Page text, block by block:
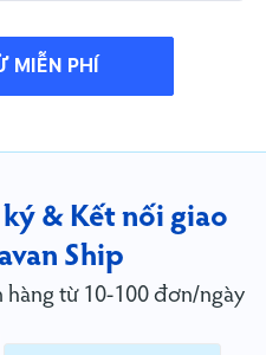
MIỄN PHÍ
& Kết nối giao
Ship
từ 10-100 đơn/ngày